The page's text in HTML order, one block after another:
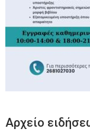
Αρχείο